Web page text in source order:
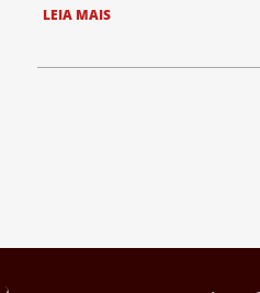
LEIA MAIS